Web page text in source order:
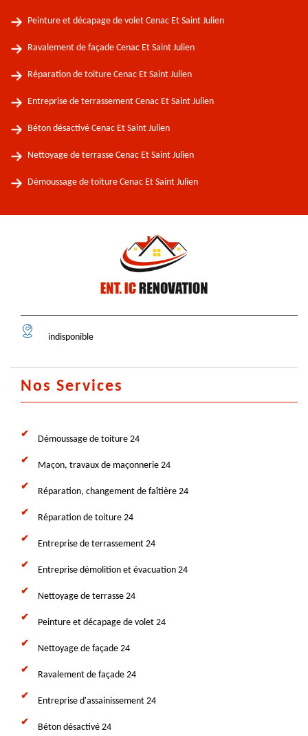
Peinture et décapage de volet Cenac Et Saint Julien
Ravalement de façade Cenac Et Saint Julien
Réparation de toiture Cenac Et Saint Julien
Entreprise de terrassement Cenac Et Saint Julien
Béton désactivé Cenac Et Saint Julien
Nettoyage de terrasse Cenac Et Saint Julien
Démoussage de toiture Cenac Et Saint Julien
indisponible
Nos Services
Démoussage de toiture 24
Maçon, travaux de maçonnerie 24
Réparation, changement de faîtière 24
Réparation de toiture 24
Entreprise de terrassement 24
Entreprise démolition et évacuation 24
Nettoyage de terrasse 24
Peinture et décapage de volet 24
Nettoyage de façade 24
Ravalement de façade 24
Entreprise d'assainissement 24
Béton désactivé 24